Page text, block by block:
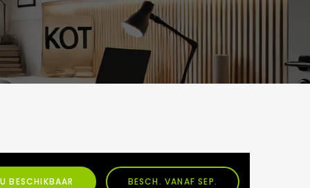
BESCHIKBAAR BESCH. VANAF SEP.